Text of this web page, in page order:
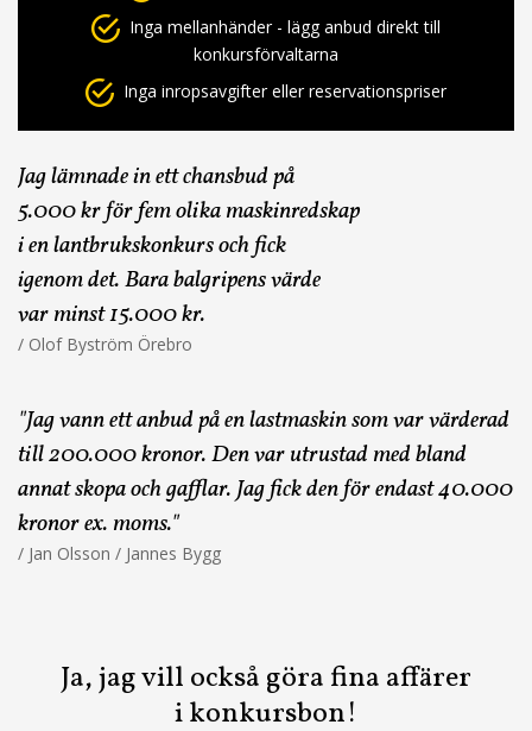
Inga mellanhänder - lägg anbud direkt till
konkursförvaltarna
Inga inropsavgifter eller reservationspriser
Jag lämnade in ett chansbud på
5.000 kr för fem olika maskinredskap
i en lantbrukskonkurs och fick
igenom det. Bara balgripens värde
var minst 15.000 kr.
/ Olof Byström Örebro
"Jag vann ett anbud på en lastmaskin som var värderad
till 200.000 kronor. Den var utrustad med bland
annat skopa och gafflar. Jag fick den för endast 40.000
kronor ex. moms."
/ Jan Olsson / Jannes Bygg